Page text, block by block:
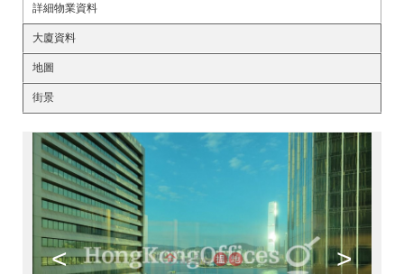
詳細物業資料
大廈資料
地圖
街景
< >